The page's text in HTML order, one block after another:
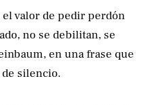
valor de pedir perdón
no se debilitan, se
en una frase que
silencio.